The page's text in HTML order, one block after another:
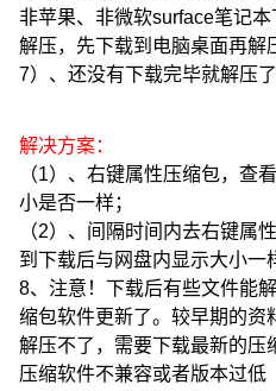
非苹果、非微软surface笔记
解压，先下载到电脑桌面再解
7）、还没有下载完毕就解压了
解决方案：
（1）、右键属性压缩包，查
小是否一样；
（2）、间隔时间内去右键属
到下载后与网盘内显示大小一
8、注意！下载后有些文件能
缩包软件更新了。较早期的资
解压不了，需要下载最新的压
压缩软件不兼容或者版本过低